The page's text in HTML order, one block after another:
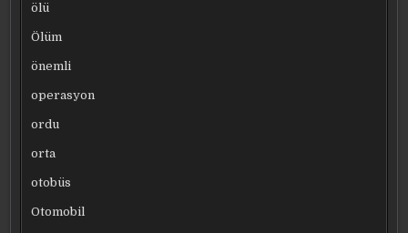
ölü
Ölüm
önemli
operasyon
ordu
orta
otobüs
Otomobil